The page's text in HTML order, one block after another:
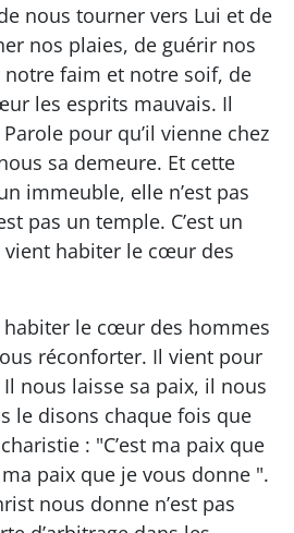
nous tourner vers Lui et de
nos plaies, de guérir nos
notre faim et notre soif, de
les esprits mauvais. Il
pour qu’il vienne chez
sa demeure. Et cette
immeuble, elle n’est pas
pas un temple. C’est un
habiter le cœur des
habiter le cœur des hommes
réconforter. Il vient pour
nous laisse sa paix, il nous
le disons chaque fois que
: "C’est ma paix que
ma paix que je vous donne ".
nous donne n’est pas